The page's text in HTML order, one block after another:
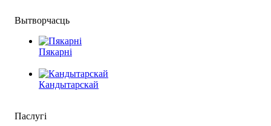
Вытворчасць
Пякарні
Кандытарскай
Паслугі